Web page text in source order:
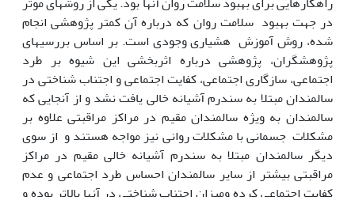
در جهت بهبود سلامت روان که درباره آن کمتر پژوهشی انجام
شده، روش آموزش هشیاری وجودی است. بر اساس بررسیهای
پژوهشگران، پژوهشی درباره اثربخشی این شیوه بر طرد
اجتماعی، سازگاری اجتماعی، کفایت اجتماعی و اجتناب شناختی در
سالمندان مبتلا به سندرم آشیانه خالی یافت نشد و از آنجایی که
سالمندان به ویژه سالمندان مقیم در مراکز مراقبتی علاوه بر
مشکلات جسمانی با مشکلات روانی نیز مواجه هستند و از سوی
دیگر سالمندان مبتلا به سندرم آشیانه خالی مقیم در مراکز
مراقبتی بیشتر از سایر سالمندان احساس طرد اجتماعی و عدم